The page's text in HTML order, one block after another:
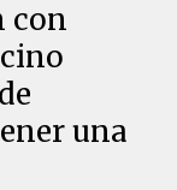
con
una